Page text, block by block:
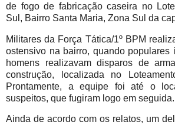
de fogo de fabricação caseira no
Sul, Bairro Santa Maria, Zona Sul da
Militares da Força Tática/1º BPM
ostensivo na bairro, quando populares
homens realizavam disparos de
construção, localizada no
Prontamente, a equipe foi até o
suspeitos, que fugiram logo em seguida.
Ainda de acordo com os relatos, um